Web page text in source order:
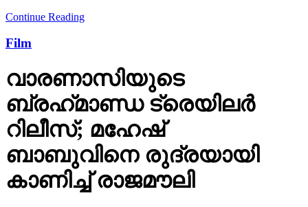
Continue Reading
Film
വാരണാസിയുടെ
ബ്രഹ്‌മാണ്ഡ ട്രെയിലര്‍
റിലീസ്; മഹേഷ്
ബാബുവിനെ രുദ്രയായി
കാണിച്ച് രാജമൗലി